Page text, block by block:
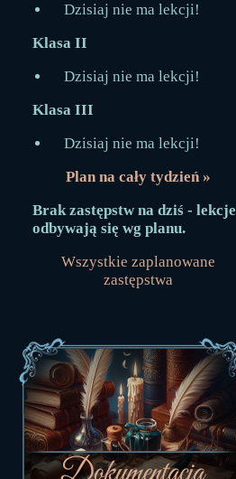
Dzisiaj nie ma lekcji!
Klasa II
Dzisiaj nie ma lekcji!
Klasa III
Dzisiaj nie ma lekcji!
Plan na cały tydzień »
Brak zastępstw na dziś - lekcje
odbywają się wg planu.
Wszystkie zaplanowane
zastępstwa